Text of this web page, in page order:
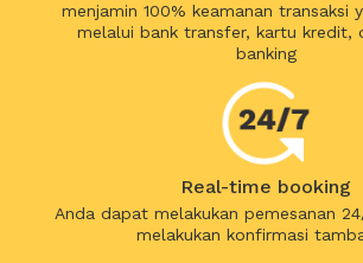
menjamin 100% keamanan transaksi
melalui bank transfer, kartu kredit,
banking
Real-time booking
Anda dapat melakukan pemesanan
melakukan konfirmasi